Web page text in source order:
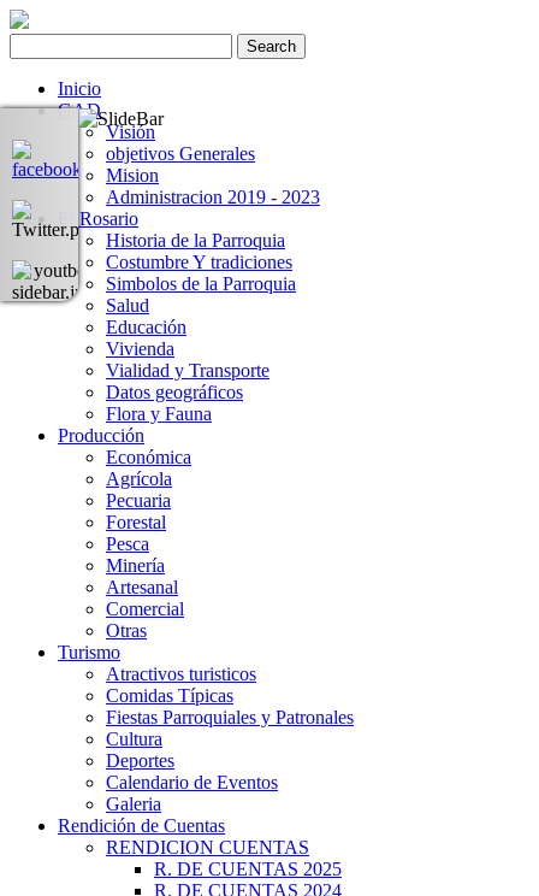
Inicio
GAD
Visión
objetivos Generales
Mision
Administracion 2019 - 2023
El Rosario
Historia de la Parroquia
Costumbre Y tradiciones
Simbolos de la Parroquia
Salud
Educación
Vivienda
Vialidad y Transporte
Datos geográficos
Flora y Fauna
Producción
Económica
Agrícola
Pecuaria
Forestal
Pesca
Minería
Artesanal
Comercial
Otras
Turismo
Atractivos turisticos
Comidas Típicas
Fiestas Parroquiales y Patronales
Cultura
Deportes
Calendario de Eventos
Galeria
Rendición de Cuentas
RENDICION CUENTAS
R. DE CUENTAS 2025
R. DE CUENTAS 2024